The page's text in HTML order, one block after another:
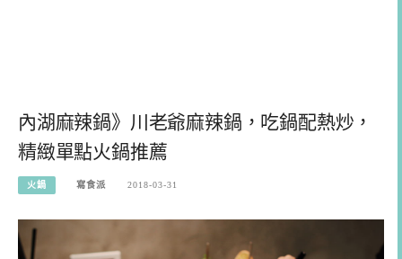
內湖麻辣鍋》川老爺麻辣鍋，吃鍋配熱炒，
精緻單點火鍋推薦
火鍋 寫食派 2018-03-31